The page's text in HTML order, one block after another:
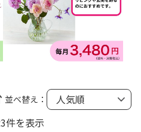
並べ替え：
件を表示